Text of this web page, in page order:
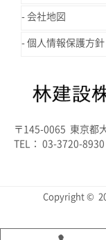
会社地図
個人情報保護方針
〒145-0065 東京都
TEL： 03-3720-
Copyright ©